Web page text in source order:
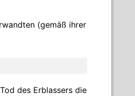
(gemäß ihrer
des Erblassers die